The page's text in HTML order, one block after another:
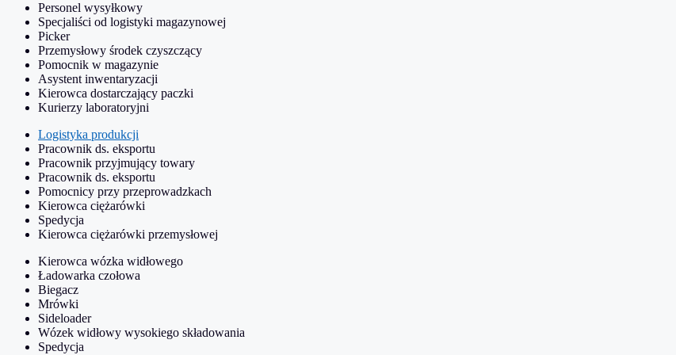
Personel wysyłkowy
Specjaliści od logistyki magazynowej
Picker
Przemysłowy środek czyszczący
Pomocnik w magazynie
Asystent inwentaryzacji
Kierowca dostarczający paczki
Kurierzy laboratoryjni
Logistyka produkcji
Pracownik ds. eksportu
Pracownik przyjmujący towary
Pracownik ds. eksportu
Pomocnicy przy przeprowadzkach
Kierowca ciężarówki
Spedycja
Kierowca ciężarówki przemysłowej
Kierowca wózka widłowego
Ładowarka czołowa
Biegacz
Mrówki
Sideloader
Wózek widłowy wysokiego składowania
Spedycja